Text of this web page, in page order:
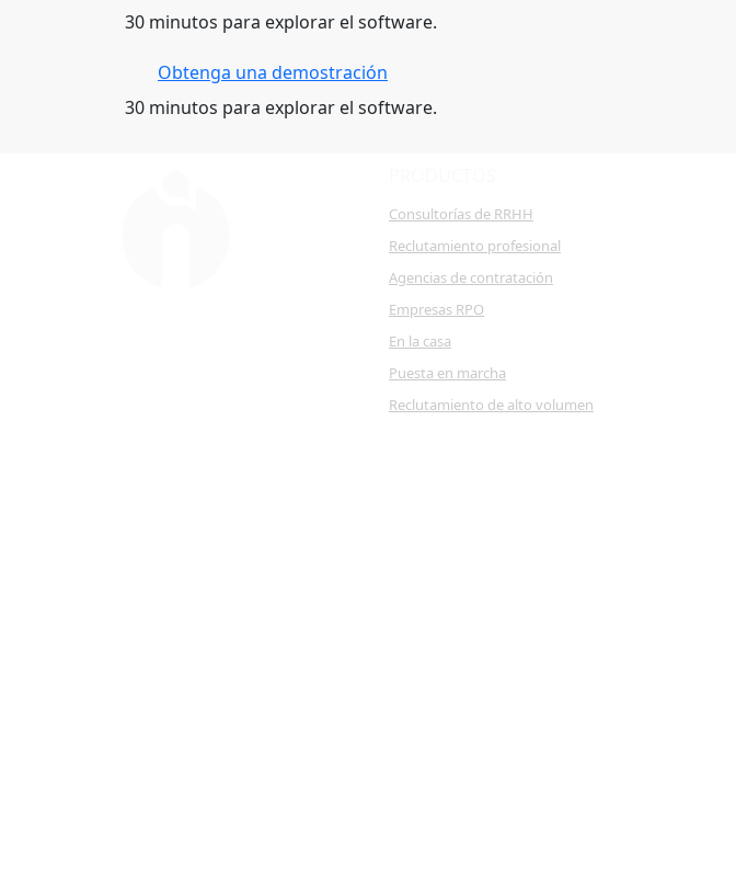
30 minutos para explorar el software.
Obtenga una demostración
30 minutos para explorar el software.
Consultorías de RRHH
Reclutamiento profesional
Agencias de contratación
Empresas RPO
En la casa
Puesta en marcha
Reclutamiento de alto volumen